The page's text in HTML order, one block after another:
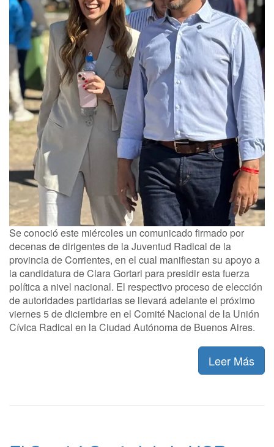
Se conoció este miércoles un comunicado firmado por
decenas de dirigentes de la Juventud Radical de la
provincia de Corrientes, en el cual manifiestan su apoyo a
la candidatura de Clara Gortari para presidir esta fuerza
política a nivel nacional. El respectivo proceso de elección
de autoridades partidarias se llevará adelante el próximo
viernes 5 de diciembre en el Comité Nacional de la Unión
Cívica Radical en la Ciudad Autónoma de Buenos Aires.
Leer Más